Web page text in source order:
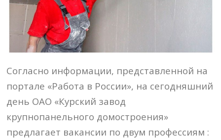
Согласно информации, представленной на
портале «Работа в России», на сегодняшний
день ОАО «Курский завод
крупнопанельного домостроения»
предлагает вакансии по двум профессиям :